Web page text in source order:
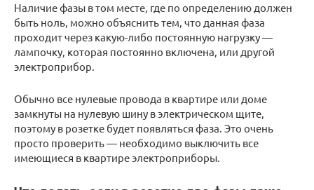
Наличие фазы в том месте, где по определению должен
быть ноль, можно объяснить тем, что данная фаза
проходит через какую-либо постоянную нагрузку —
лампочку, которая постоянно включена, или другой
электроприбор.
Обычно все нулевые провода в квартире или доме
замкнуты на нулевую шину в электрическом щите,
поэтому в розетке будет появляться фаза. Это очень
просто проверить — необходимо выключить все
имеющиеся в квартире электроприборы.